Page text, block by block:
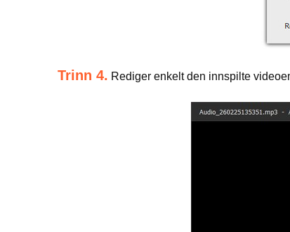
Trinn 4. Rediger enkelt den innspilte